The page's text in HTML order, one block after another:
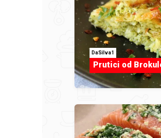
DaSilva1
Prutici od